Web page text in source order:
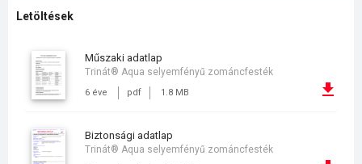
Letöltések
műszaki adatlap
6 éve pdf 1.8 MB
Trinát® Aqua selyemfényű zománcfesték
biztonsági adatlap
Trinát® Aqua selyemfényű zománcfesték